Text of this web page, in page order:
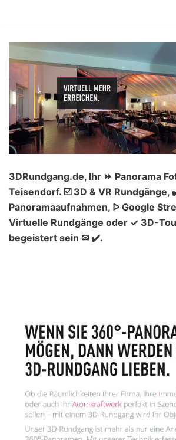
Inhalt
springen
3DRundgang.de, Ihr ⏩ Panorama
Teisendorf. ☑️ 3D & VR Rundgänge,
Panoramaaufnahmen, ᐅ Google
Virtuelle Rundgänge oder ✓ 3D-
begeistert sein ✉ ✔️.